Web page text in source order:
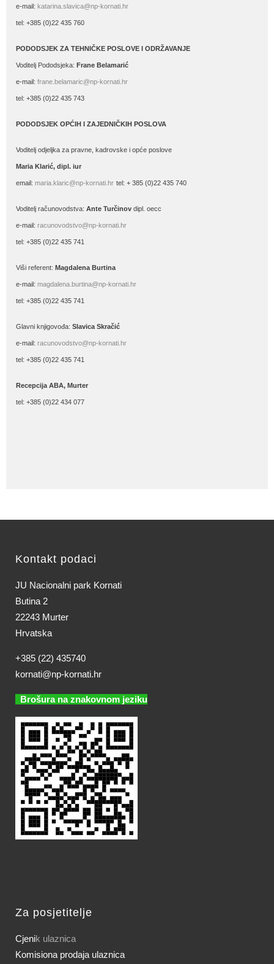
e-mail: katarina.slavica@np-kornati.hr
tel: +385 (0)22 435 760
PODODSJEK ZA TEHNIČKE POSLOVE I ODRŽAVANJE
Voditelj Pododsjeka: Frane Belamarić
e-mail: frane.belamaric@np-kornati.hr
tel: +385 (0)22 435 743
PODODSJEK OPĆIH I ZAJEDNIČKIH POSLOVA
Voditelj odjeljka za pravne, kadrovske i opće poslove
Maria Klarić, dipl. iur
email: maria.klaric@np-kornati.hr tel: + 385 (0)22 435 740
Voditelj računovodstva: Ante Turčinov dipl. oecc
e-mail: racunovodstvo@np-kornati.hr
tel: +385 (0)22 435 741
Viši referent: Magdalena Burtina
e-mail: magdalena.burtina@np-kornati.hr
tel: +385 (0)22 435 741
Glavni knjigovođa: Slavica Skračić
e-mail: racunovodstvo@np-kornati.hr
tel: +385 (0)22 435 741
Recepcija ABA, Murter
tel: +385 (0)22 434 077
Kontakt podaci
JU Nacionalni park Kornati
Butina 2
22243 Murter
Hrvatska
+385 (22) 435740
kornati@np-kornati.hr
Brošura na znakovnom jeziku
Za posjetitelje
Cjenik ulaznica
Komisiona prodaja ulaznica